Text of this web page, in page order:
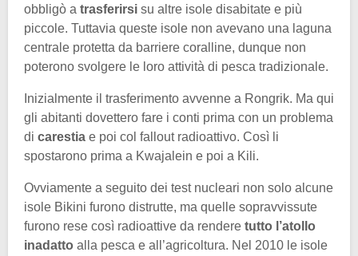
obbligò a trasferirsi su altre isole disabitate e più
piccole. Tuttavia queste isole non avevano una laguna
centrale protetta da barriere coralline, dunque non
poterono svolgere le loro attività di pesca tradizionale.
Inizialmente il trasferimento avvenne a Rongrik. Ma qui
gli abitanti dovettero fare i conti prima con un problema
di carestia e poi col fallout radioattivo. Così li
spostarono prima a Kwajalein e poi a Kili.
Ovviamente a seguito dei test nucleari non solo alcune
isole Bikini furono distrutte, ma quelle sopravvissute
furono rese così radioattive da rendere tutto l’atollo
inadatto alla pesca e all’agricoltura. Nel 2010 le isole